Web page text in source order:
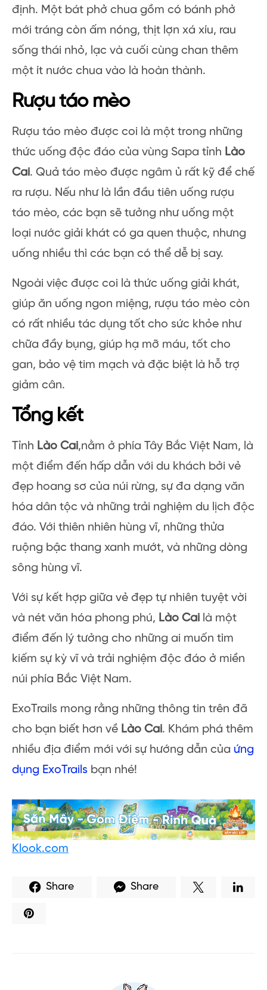
định. Một bát phở chua gồm có bánh phở
mới tráng còn ấm nóng, thịt lợn xá xíu, rau
sống thái nhỏ, lạc và cuối cùng chan thêm
một ít nước chua vào là hoàn thành.
Rượu táo mèo
Rượu táo mèo được coi là một trong những
thức uống độc đáo của vùng Sapa tỉnh Lào
Cai. Quả táo mèo được ngâm ủ rất kỹ để chế
ra rượu. Nếu như là lần đầu tiên uống rượu
táo mèo, các bạn sẽ tưởng như uống một
loại nước giải khát có ga quen thuộc, nhưng
uống nhiều thì các bạn có thể dễ bị say.
Ngoài việc được coi là thức uống giải khát,
giúp ăn uống ngon miệng, rượu táo mèo còn
có rất nhiều tác dụng tốt cho sức khỏe như
chữa đầy bụng, giúp hạ mỡ máu, tốt cho
gan, bảo vệ tim mạch và đặc biệt là hỗ trợ
giảm cân.
Tổng kết
Tỉnh Lào Cai,nằm ở phía Tây Bắc Việt Nam, là
một điểm đến hấp dẫn với du khách bởi vẻ
đẹp hoang sơ của núi rừng, sự đa dạng văn
hóa dân tộc và những trải nghiệm du lịch độc
đáo. Với thiên nhiên hùng vĩ, những thửa
ruộng bậc thang xanh mướt, và những dòng
sông hùng vĩ.
Với sự kết hợp giữa vẻ đẹp tự nhiên tuyệt vời
và nét văn hóa phong phú, Lào Cai là một
điểm đến lý tưởng cho những ai muốn tìm
kiếm sự kỳ vĩ và trải nghiệm độc đáo ở miền
núi phía Bắc Việt Nam.
ExoTrails mong rằng những thông tin trên đã
cho bạn biết hơn về Lào Cai. Khám phá thêm
nhiều địa điểm mới với sự hướng dẫn của ứng
dụng ExoTrails bạn nhé!
Klook.com
Share Share